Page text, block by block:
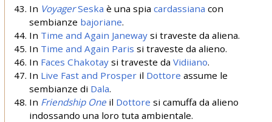
In Voyager Seska è una spia cardassiana con
sembianze bajoriane.
In Time and Again Janewaysi traveste da aliena.
In Time and Again Paris si traveste da alieno.
In Faces Chakotaysi traveste da Vidiiano.
In Live Fast and Prosperil Dottore assume le
sembianze di Dala.
In Friendship Oneil Dottore si camuffa da alieno
indossando una loro tuta ambientale.